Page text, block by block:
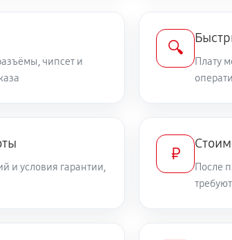
чипсет и
🔍
Плату
и условия гарантии,
₽
После